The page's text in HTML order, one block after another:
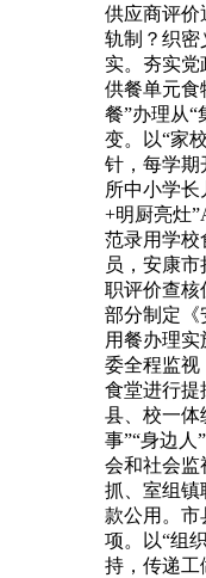
供应商评价
轨制？织密
实。夯实党
供餐单元食
餐”办理从“
变。以“家
针，每学期
所中小学长
+明厨亮灶
范录用学校
员，安康
职评价查核
部分制定《
用餐办理
委全程监视
食堂进行提
县、校一体
事”“身边人
会和社会监
抓、室组镇
款公用。市
项。以“组
持，传递工